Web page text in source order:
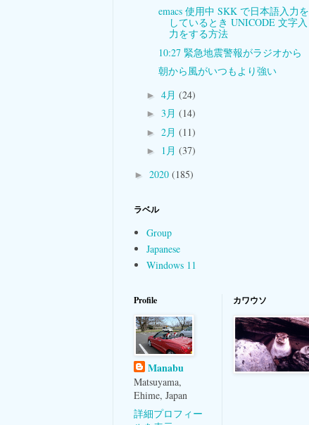
emacs 使用中 SKK で日本語入力を
しているとき UNICODE 文字入
力をする方法
10:27 緊急地震警報がラジオから
朝から風がいつもより強い
► 4月 (24)
► 3月 (14)
► 2月 (11)
► 1月 (37)
► 2020 (185)
ラベル
Group
Japanese
Windows 11
Profile
Manabu
Matsuyama,
Ehime, Japan
詳細プロフィー
カワウソ